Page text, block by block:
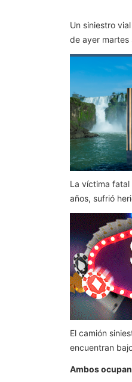
Un siniestro
de ayer martes
La víctima
años, sufrió
El camión
encuentran
Ambos